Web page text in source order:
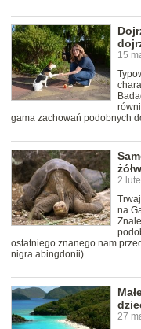
15
gama zachowań podobnych
2
na
ostatniego znanego nam
nigra abingdonii)
27